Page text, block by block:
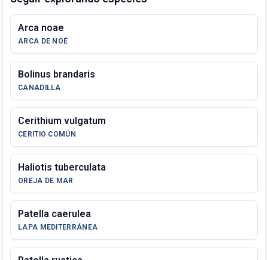
Arca noae
ARCA DE NOÉ
Bolinus brandaris
CANADILLA
Cerithium vulgatum
CERITIO COMÚN
Haliotis tuberculata
OREJA DE MAR
Patella caerulea
LAPA MEDITERRÁNEA